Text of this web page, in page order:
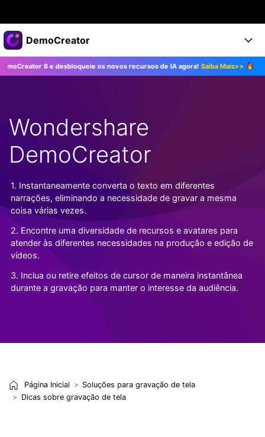
Produtos em destaque
Criatividade digital com IA generativa
Utilitários
Negócios
Sala de imprensa
Loja
Suporte
DemoCreator
Produtos
Recursos
Todos os recursos >
Recursos de IA
Dicas de IA
Todos os recursos de IA >
Soluções
DemoCreator para
Blog
Mais Soluções >
Central de Ajuda
Começe a Usar
Suporte
TESTE GRÁTIS COMPRE AGORA
Entrar
8 e desbloqueie os novos recursos de IA agora!Saiba Mais>> Atualize
Wondershare
DemoCreator
1. Instantaneamente converta o texto em diferentes
narrações, eliminando a necessidade de gravar a mesma
coisa várias vezes.
2. Encontre uma diversidade de recursos e avatares para
atender às diferentes necessidades na produção e edição de
vídeos.
3. Inclua ou retire efeitos de cursor de maneira instantânea
durante a gravação para manter o interesse da audiência.
Página Inicial
Soluções para gravação de tela
Dicas sobre gravação de tela